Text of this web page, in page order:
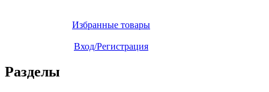
Избранные товары
Вход/Регистрация
Разделы